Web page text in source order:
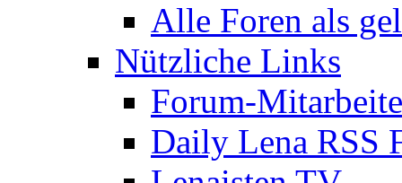
Alle Foren als
Nützliche Links
Forum-
Daily Lena RSS